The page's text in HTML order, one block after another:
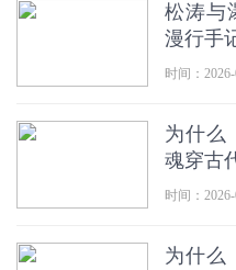
松涛与
漫行手
时间：
为什么
魂穿古
时间：
为什么